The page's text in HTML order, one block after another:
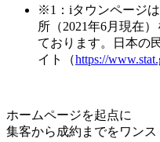
※1：iタウンページ
所（2021年6月現在
ております。日本の
イト（https://
ホームページを起点に
集客から成約までをワン